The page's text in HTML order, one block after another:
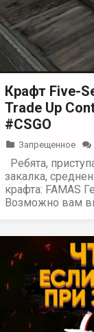
Крафт Five-
Trade Up
#CSGO
Запрещенное
Ребята,
закалка,
крафта: FAMAS
Возможно вам